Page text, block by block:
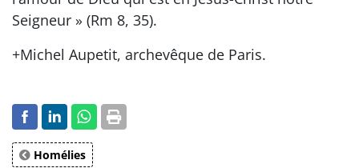
Seigneur » (Rm 8, 35).
+Michel Aupetit, archevêque de Paris.
Homélies